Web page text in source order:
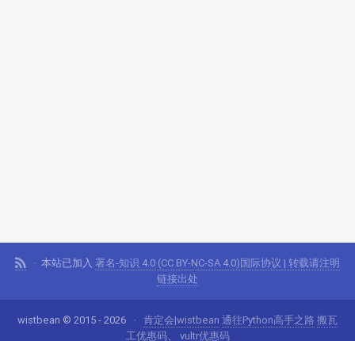
本站已加入 署名-知识 4.0 (CC BY-NC-SA 4.0)国际协议 | 转载请注明
链接出处
wistbean © 2015 - 2026 肯定会|wistbean 通往Python高手之路 搬瓦
工优惠码、 vultr优惠码